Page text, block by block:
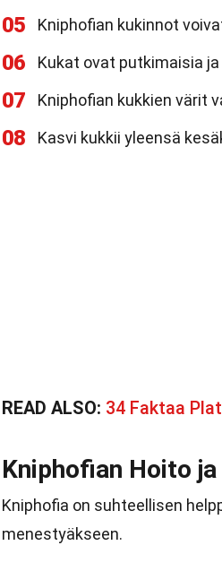
05 Kniphofian kukinnot
06 Kukat ovat putkimaisia
07 Kniphofian kukkien värit
08 Kasvi kukkii yleensä
READ ALSO: 34 Faktaa
Kniphofian Hoito
Kniphofia on suhteellisen
menestyäkseen.